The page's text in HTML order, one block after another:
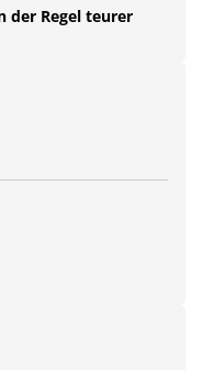
der Regel teurer